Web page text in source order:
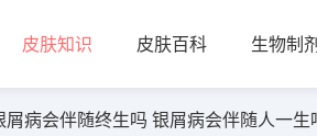
皮肤知识 皮肤百科 生物制剂
屑病会伴随终生吗 银屑病会伴随人一生